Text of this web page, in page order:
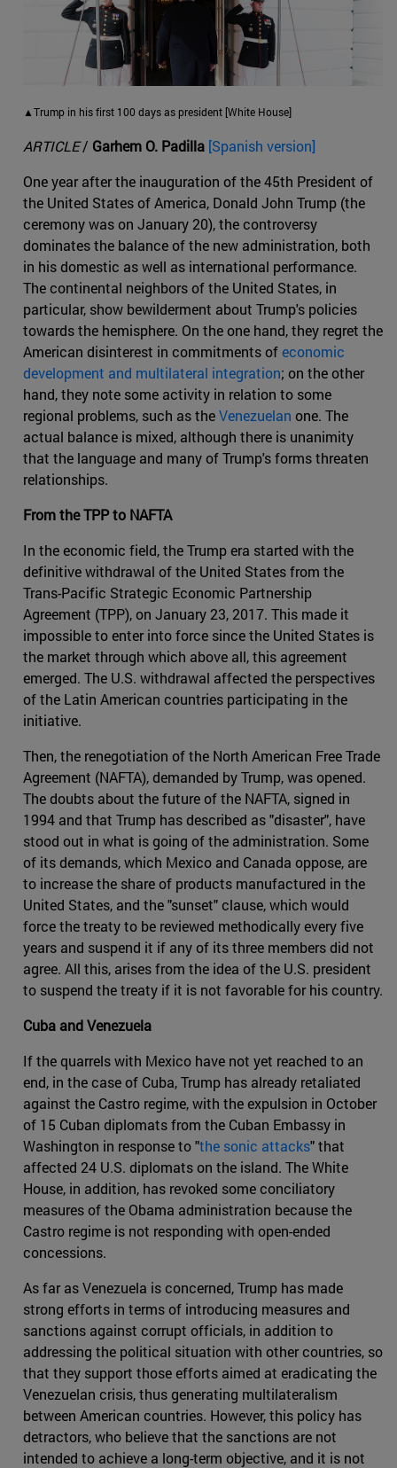
▲Trump in his first 100 days as president [White House]
ARTICLE/ Garhem O. Padilla [Spanish version]
One year after the inauguration of the 45th President of
the United States of America, Donald John Trump (the
ceremony was on January 20), the controversy
dominates the balance of the new administration, both
in his domestic as well as international performance.
The continental neighbors of the United States, in
particular, show bewilderment about Trump's policies
towards the hemisphere. On the one hand, they regret the
American disinterest in commitments ofeconomic
development and multilateral integration; on the other
hand, they note some activity in relation to some
regional problems, such as theVenezuelan one. The
actual balance is mixed, although there is unanimity
that the language and many of Trump's forms threaten
relationships.
From the TPP to NAFTA
In the economic field, the Trump era started with the
definitive withdrawal of the United States from the
Trans-Pacific Strategic Economic Partnership
Agreement (TPP), on January 23, 2017. This made it
impossible to enter into force since the United States is
the market through which above all, this agreement
emerged. The U.S. withdrawal affected the perspectives
of the Latin American countries participating in the
initiative.
Then, the renegotiation of the North American Free Trade
Agreement (NAFTA), demanded by Trump, was opened.
The doubts about the future of the NAFTA, signed in
1994 and that Trump has described as "disaster", have
stood out in what is going of the administration. Some
of its demands, which Mexico and Canada oppose, are
to increase the share of products manufactured in the
United States, and the "sunset" clause, which would
force the treaty to be reviewed methodically every five
years and suspend it if any of its three members did not
agree. All this, arises from the idea of ​​the U.S. president
to suspend the treaty if it is not favorable for his country.
Cuba and Venezuela
If the quarrels with Mexico have not yet reached to an
end, in the case of Cuba, Trump has already retaliated
against the Castro regime, with the expulsion in October
of 15 Cuban diplomats from the Cuban Embassy in
Washington in response to "the sonic attacks" that
affected 24 U.S. diplomats on the island. The White
House, in addition, has revoked some conciliatory
measures of the Obama administration because the
Castro regime is not responding with open-ended
concessions.
As far as Venezuela is concerned, Trump has made
strong efforts in terms of introducing measures and
sanctions against corrupt officials, in addition to
addressing the political situation with other countries, so
that they support those efforts aimed at eradicating the
Venezuelan crisis, thus generating multilateralism
between American countries. However, this policy has
detractors, who believe that the sanctions are not
intended to achieve a long-term objective, and it is not